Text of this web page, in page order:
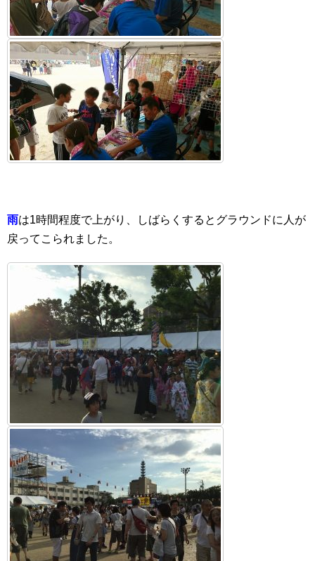
雨は1時間程度で上がり、しばらくするとグラウンドに人が
戻ってこられました。